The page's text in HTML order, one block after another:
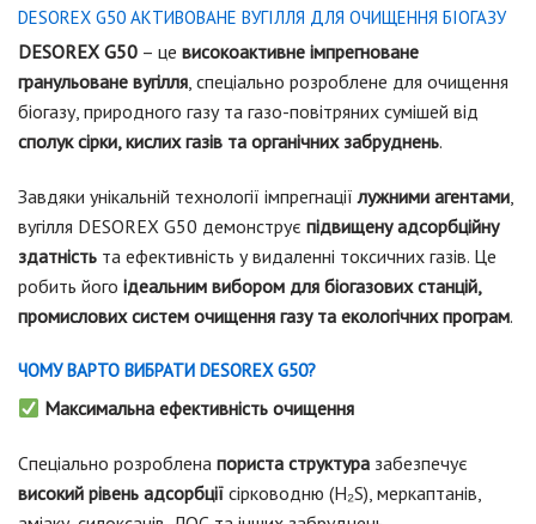
DESOREX G50 АКТИВОВАНЕ ВУГІЛЛЯ ДЛЯ ОЧИЩЕННЯ БІОГАЗУ
DESOREX G50 – це високоактивне імпрегноване
гранульоване вугілля, спеціально розроблене для очищення
біогазу, природного газу та газо-повітряних сумішей від
сполук сірки, кислих газів та органічних забруднень.
Завдяки унікальній технології імпрегнаціїлужними агентами,
вугілля DESOREX G50 демонструє підвищену адсорбційну
здатність та ефективність у видаленні токсичних газів. Це
робить його ідеальним вибором для біогазових станцій,
промислових систем очищення газу та екологічних програм.
ЧОМУ ВАРТО ВИБРАТИ DESOREX G50?
Максимальна ефективність очищення
Спеціально розроблена пориста структура забезпечує
високий рівень адсорбції сірководню (H₂S), меркаптанів,